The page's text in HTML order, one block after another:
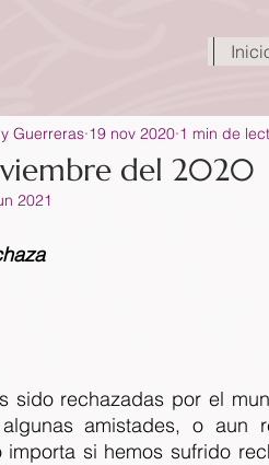
del 2020
Guerreras 19 nov 2020 1 min de
2021
sido rechazadas por el
amistades, o aun
importa si hemos sufrido